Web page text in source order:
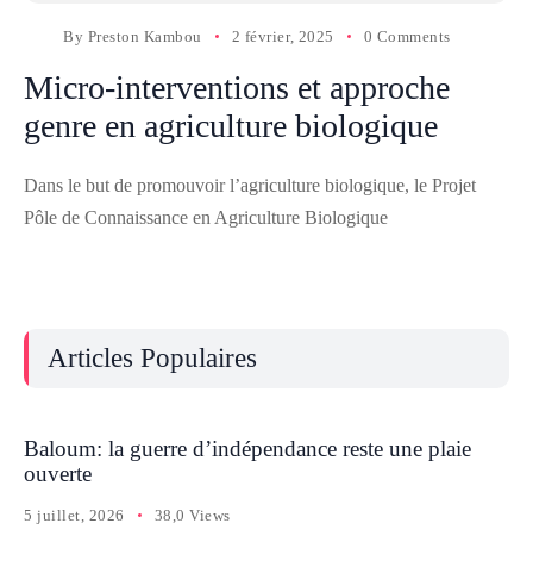
By Preston Kambou 2 février, 2025 0 Comments
Micro-interventions et approche
genre en agriculture biologique
Dans le but de promouvoir l’agriculture biologique, le Projet
Pôle de Connaissance en Agriculture Biologique
Articles Populaires
Baloum: la guerre d’indépendance reste une plaie
ouverte
5 juillet, 2026 38,0 Views